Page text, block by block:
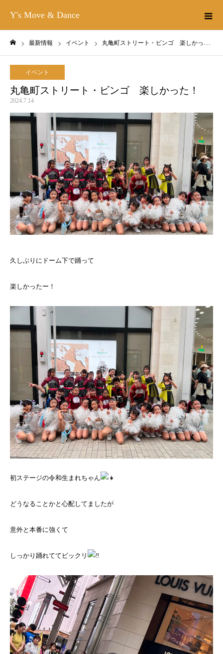
Y's Move & Dance
最新情報 イベント 丸亀町ストリート・ビンゴ 楽しかった！
イベント
丸亀町ストリート・ビンゴ 楽しかった！
2024.7.14
久しぶりにドーム下で踊って
楽しかったー！
初ステージの令和生まれちゃん
どうなることかと心配してましたが
意外と本番に強くて
しっかり踊れててビックリ